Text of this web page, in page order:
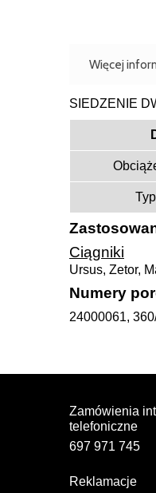
Więcej
SIEDZENIE
Typ
Ciągniki
Ursus, Zetor,
Numery
24000061,
Zamówienia
telefoniczne
697 971 745
Reklamacje